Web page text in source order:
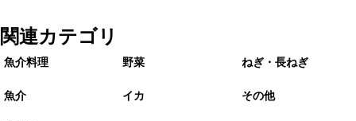
関連カテゴリ
魚介料理 野菜 ねぎ・長ねぎ
魚介 イカ その他